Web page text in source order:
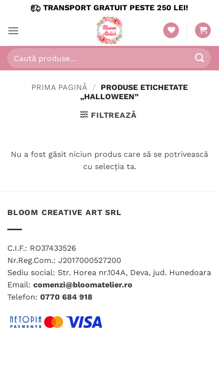
content
TRANSPORT GRATUIT PESTE 250 LEI!
Caută
după:
PRIMA PAGINĂ /
PRODUSE ETICHETATE
„HALLOWEEN”
FILTREAZĂ
Nu a fost găsit niciun produs care să se potrivească
cu selecția ta.
BLOOM CREATIVE ART SRL
C.I.F.: RO37433526
Nr.Reg.Com.: J2017000527200
Sediu social: Str. Horea nr.104A, Deva, jud. Hunedoara
Email: comenzi@bloomatelier.ro
Telefon: 0770 684 918